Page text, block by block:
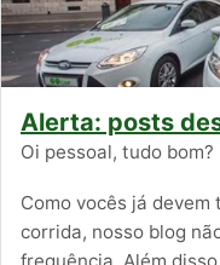
Alerta: posts
Oi pessoal, tudo bom?
Como vocês já
corrida, nosso blog